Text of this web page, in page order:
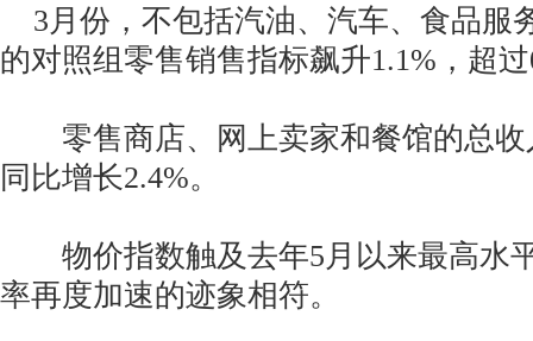
3月份，不包括汽油、汽车、食品服
的对照组零售销售指标飙升1.1%，超
零售商店、网上卖家和餐馆的总收
同比增长2.4%。
物价指数触及去年5月以来最高水
率再度加速的迹象相符。